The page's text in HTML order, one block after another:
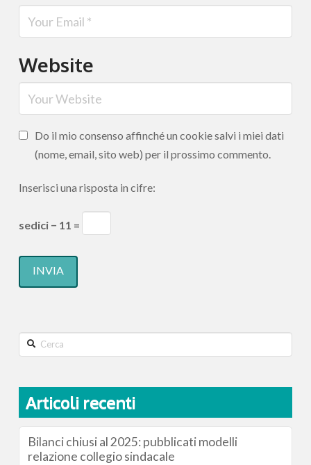
Website
Do il mio consenso affinché un cookie salvi i miei dati
(nome, email, sito web) per il prossimo commento.
Inserisci una risposta in cifre:
sedici − 11 =
Search
Articoli recenti
Bilanci chiusi al 2025: pubblicati modelli
relazione collegio sindacale